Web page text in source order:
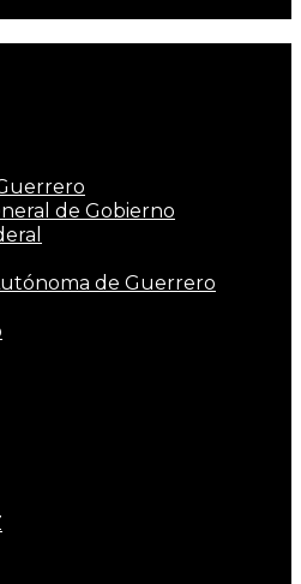
de Gobierno
de Guerrero